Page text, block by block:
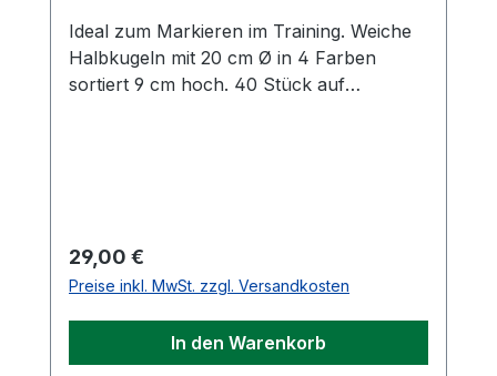
3 Stangen ca. 1,60 m lang, 2
Vollkunststoffgelenken.
Ideal zum Markieren im Training. Weiche
Halbkugeln mit 20 cm Ø in 4 Farben
sortiert 9 cm hoch. 40 Stück auf
Regulärer Preis:
29,00 €
Preise inkl. MwSt. zzgl. Versandkosten
In den Warenkorb